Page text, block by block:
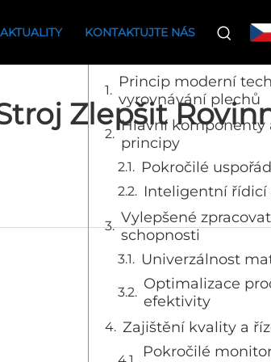
AKTUALITY KONTAKTUJTE NÁS
Zlepšit
Obsah
Princip moderní
vyrovnávání plechů
Hlavní komponenty
principy
Pokročilé
Inteligentní řídicí
Vylepšené
schopnosti
Univerzálnost
Optimalizace
efektivity
Zajištění kvality a
Pokročilé